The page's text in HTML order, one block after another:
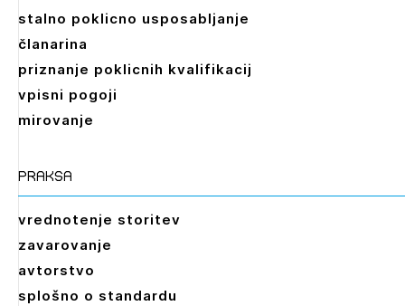
stalno poklicno usposabljanje
članarina
priznanje poklicnih kvalifikacij
vpisni pogoji
mirovanje
praksa
vrednotenje storitev
zavarovanje
avtorstvo
splošno o standardu